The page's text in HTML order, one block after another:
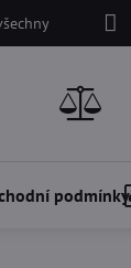
podmínky